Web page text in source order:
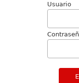
Usuario